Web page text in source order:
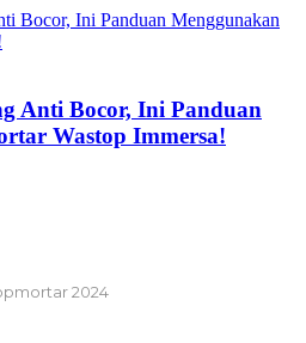
Anti Bocor, Ini Panduan
Wastop Immersa!
2024